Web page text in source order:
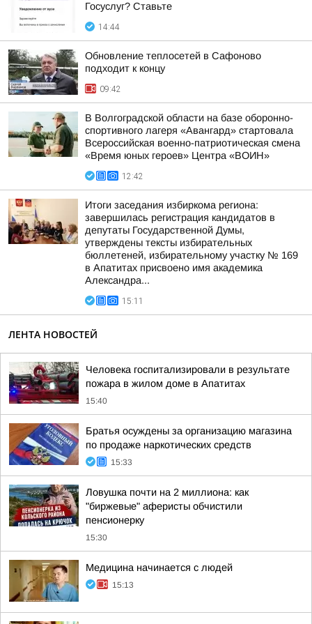
Госуслуг? Ставьте
14:44
Обновление теплосетей в Сафоново
подходит к концу
09:42
В Волгоградской области на базе оборонно-
спортивного лагеря «Авангард» стартовала
Всероссийская военно-патриотическая смена
«Время юных героев» Центра «ВОИН»
12:42
Итоги заседания избиркома региона:
завершилась регистрация кандидатов в
депутаты Государственной Думы,
утверждены тексты избирательных
бюллетеней, избирательному участку № 169
в Апатитах присвоено имя академика
Александра...
15:11
ЛЕНТА НОВОСТЕЙ
Человека госпитализировали в результате
пожара в жилом доме в Апатитах
15:40
Братья осуждены за организацию магазина
по продаже наркотических средств
15:33
Ловушка почти на 2 миллиона: как
"биржевые" аферисты обчистили
пенсионерку
15:30
Медицина начинается с людей
15:13